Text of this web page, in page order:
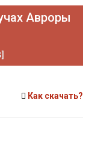
Авроры
Как скачать?